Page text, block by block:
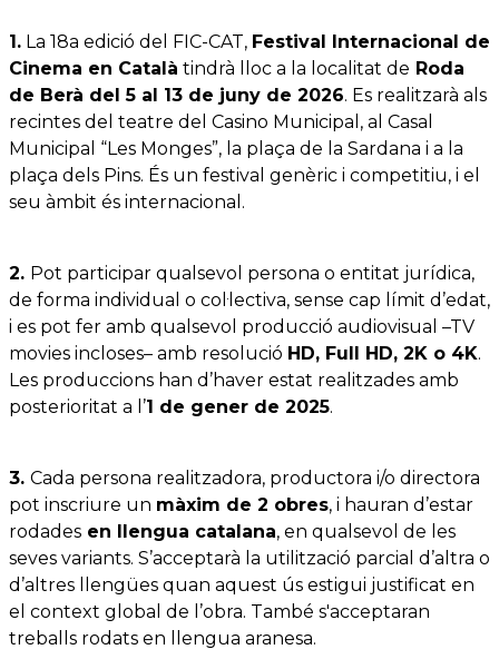
1. La 18a edició del FIC-CAT, Festival Internacional de
Cinema en Català tindrà lloc a la localitat de Roda
de Berà del 5 al 13 de juny de 2026. Es realitzarà als
recintes del teatre del Casino Municipal, al Casal
Municipal “Les Monges”, la plaça de la Sardana i a la
plaça dels Pins. És un festival genèric i competitiu, i el
seu àmbit és internacional.
2. Pot participar qualsevol persona o entitat jurídica,
de forma individual o col·lectiva, sense cap límit d’edat,
i es pot fer amb qualsevol producció audiovisual –TV
movies incloses– amb resolució HD, Full HD, 2K o 4K.
Les produccions han d’haver estat realitzades amb
posterioritat a l’1 de gener de 2025.
3. Cada persona realitzadora, productora i/o directora
pot inscriure un màxim de 2 obres, i hauran d’estar
rodades en llengua catalana, en qualsevol de les
seves variants. S’acceptarà la utilització parcial d’altra o
d’altres llengües quan aquest ús estigui justificat en
el context global de l’obra. També s'acceptaran
treballs rodats en llengua aranesa.